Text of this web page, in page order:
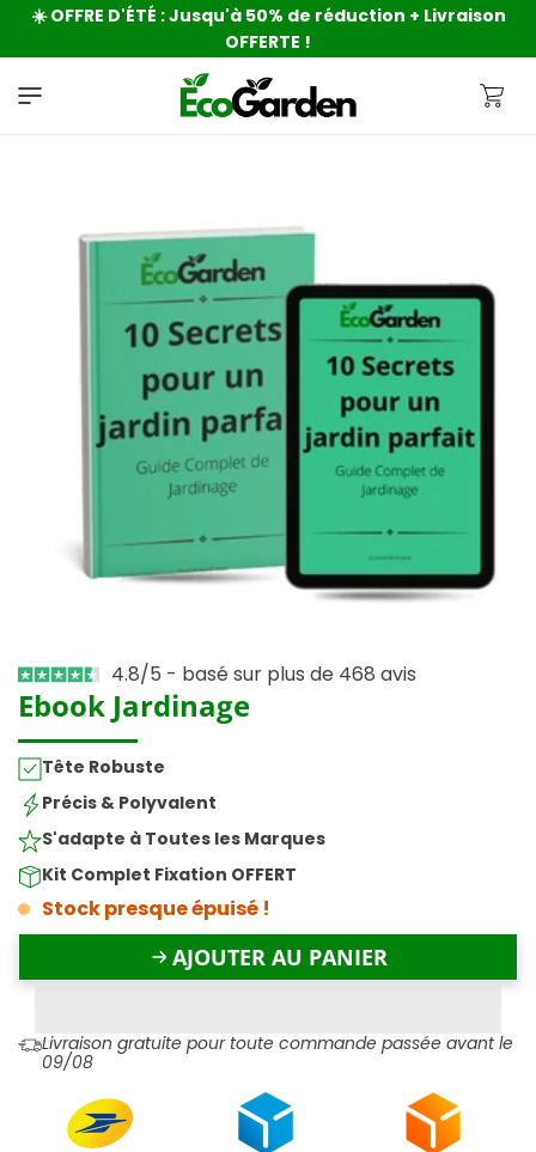
passer
☀️ OFFRE D'ÉTÉ : Jusqu'à 50% de réduction + Livraison
OFFERTE !
Panier
4.8/5 - basé sur plus de 468 avis
Ebook Jardinage
Tête Robuste
Précis & Polyvalent
S'adapte à Toutes les Marques
Kit Complet Fixation OFFERT
Stock presque épuisé !
AJOUTER AU PANIER
Livraison gratuite pour toute commande passée avant le
09/08